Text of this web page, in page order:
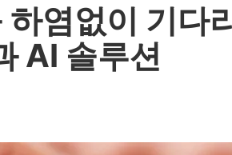
염없이 기다
AI 솔루션